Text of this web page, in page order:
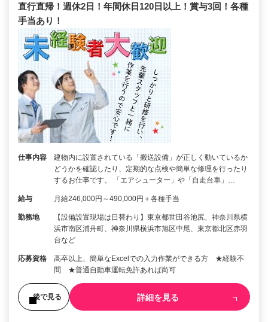
直行直帰！週休2日！年間休日120日以上！賞与3回！各種
手当あり！
仕事内容
建物内に設置されている「搬送設備」が正しく動いているか
どうかを確認したり、定期的な点検や簡単な修理を行ったり
するお仕事です。 「エアシューター」や「自走台車」…
給与 月給246,000円～490,000円＋各種手当
勤務地
【設備設置現場は日替わり】東京都世田谷池尻、神奈川県横
浜市南区浦舟町、神奈川県横浜市旭区中尾、東京都北区赤羽
台など
応募資格
高卒以上、簡単なExcelでの入力作業ができる方 ★経験不
問 ★普通自動車運転免許あれば尚可
後で見る 詳細を見る